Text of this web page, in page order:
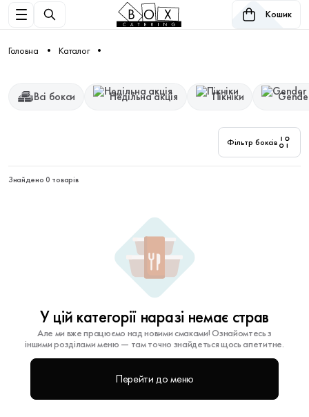
Кошик
Головна Каталог
Всі бокси Недільна акція Пікніки
Фільтр боксів
Знайдено 0 товарів
У цій категорії наразі немає страв
Але ми вже працюємо над новими смаками! Ознайомтесь з
іншими розділами меню — там точно знайдеться щось апетитне.
Перейти до меню